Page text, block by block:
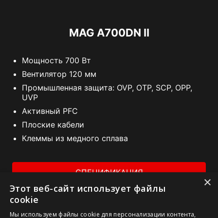
MAG A700DN II
Мощность 700 Вт
Вентилятор 120 мм
Промышленная защита: OVP, OTP, SCP, OPP,
UVP
Активный PFC
Плоские кабели
Клеммы из медного сплава
СПЕЦИФИКАЦИЯ
ГДЕ КУПИТЬ
×
Этот веб-сайт использует файлы
cookie
Мы используем файлы cookie для персонализации контента,